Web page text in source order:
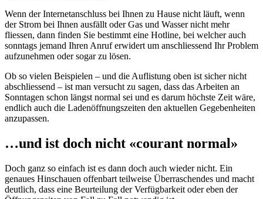
Wenn der Internetanschluss bei Ihnen zu Hause nicht läuft, wenn
der Strom bei Ihnen ausfällt oder Gas und Wasser nicht mehr
fliessen, dann finden Sie bestimmt eine Hotline, bei welcher auch
sonntags jemand Ihren Anruf erwidert um anschliessend Ihr Problem
aufzunehmen oder sogar zu lösen.
Ob so vielen Beispielen – und die Auflistung oben ist sicher nicht
abschliessend – ist man versucht zu sagen, dass das Arbeiten an
Sonntagen schon längst normal sei und es darum höchste Zeit wäre,
endlich auch die Ladenöffnungszeiten den aktuellen Gegebenheiten
anzupassen.
…und ist doch nicht «courant normal»
Doch ganz so einfach ist es dann doch auch wieder nicht. Ein
genaues Hinschauen offenbart teilweise Überraschendes und macht
deutlich, dass eine Beurteilung der Verfügbarkeit oder eben der